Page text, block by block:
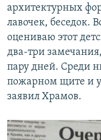
архитектурных
лавочек, беседок.
оцениваю этот
два-три
пару дней. Среди
пожарном щите и
заявил Храмов.